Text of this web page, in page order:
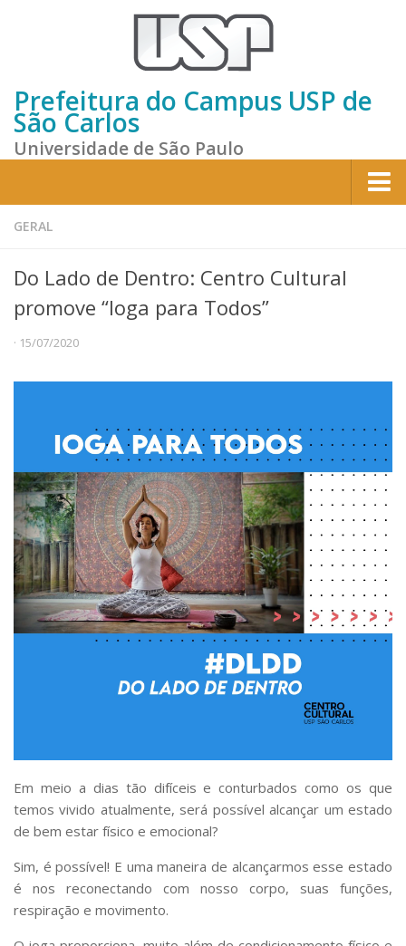
Prefeitura do Campus USP de
São Carlos
Universidade de São Paulo
Home
Sobre a Prefeitura
Gestão atual
Missão e Valores
Divisões e Seções
Pessoas
Serviços
Biblioteca
Administrativo e Financeiro
Segurança e Acessos
Obras e Manutenção
Transporte, Moradia e Alimentação
Promoção Social
Creche e Pré-Escola
Comunicação e Informática
Programas e Ações
Qualidade e Produtividade
GERAL
Do Lado de Dentro: Centro Cultural
promove “Ioga para Todos”
· 15/07/2020
Em meio a dias tão difíceis e conturbados como os que
temos vivido atualmente, será possível alcançar um estado
de bem estar físico e emocional?
Sim, é possível! E uma maneira de alcançarmos esse estado
é nos reconectando com nosso corpo, suas funções,
respiração e movimento.